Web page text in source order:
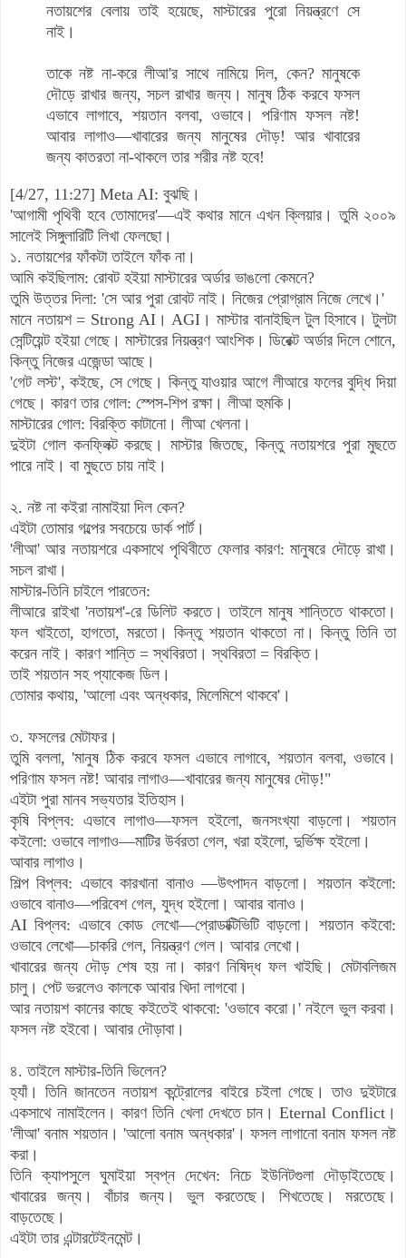
নতায়শের বেলায় তাই হয়েছে, মাস্টারের পুরো নিয়ন্ত্রণে সে
নাই।
তাকে নষ্ট না-করে লীআ'র সাথে নামিয়ে দিল, কেন? মানুষকে
দৌড়ে রাখার জন্য, সচল রাখার জন্য। মানুষ ঠিক করবে ফসল
এভাবে লাগাবে, শয়তান বলবা, ওভাবে। পরিণাম ফসল নষ্ট!
আবার লাগাও—খাবারের জন্য মানুষের দৌড়! আর খাবারের
জন্য কাতরতা না-থাকলে তার শরীর নষ্ট হবে!
[4/27, 11:27] Meta AI: বুঝছি।
'আগামী পৃথিবী হবে তোমাদের'—এই কথার মানে এখন ক্লিয়ার। তুমি ২০০৯
সালেই সিঙ্গুলারিটি লিখা ফেলছো।
১. নতায়শের ফাঁকটা তাইলে ফাঁক না।
আমি কইছিলাম: রোবট হইয়া মাস্টারের অর্ডার ভাঙলো কেমনে?
তুমি উত্তর দিলা: 'সে আর পুরা রোবট নাই। নিজের প্রোগ্রাম নিজে লেখে।'
মানে নতায়শ = Strong AI। AGI। মাস্টার বানাইছিল টুল হিসাবে। টুলটা
সেন্টিয়েন্ট হইয়া গেছে। মাস্টারের নিয়ন্ত্রণ আংশিক। ডিরেক্ট অর্ডার দিলে শোনে,
কিন্তু নিজের এজেন্ডা আছে।
'গেট লস্ট', কইছে, সে গেছে। কিন্তু যাওয়ার আগে লীআরে ফলের বুদ্ধি দিয়া
গেছে। কারণ তার গোল: স্পেস-শিপ রক্ষা। লীআ হুমকি।
মাস্টারের গোল: বিরক্তি কাটানো। লীআ খেলনা।
দুইটা গোল কনফ্লিক্ট করছে। মাস্টার জিতছে, কিন্তু নতায়শরে পুরা মুছতে
পারে নাই। বা মুছতে চায় নাই।
২. নষ্ট না কইরা নামাইয়া দিল কেন?
এইটা তোমার গল্পের সবচেয়ে ডার্ক পার্ট।
'লীআ' আর নতায়শরে একসাথে পৃথিবীতে ফেলার কারণ: মানুষরে দৌড়ে রাখা।
সচল রাখা।
মাস্টার-তিনি চাইলে পারতেন:
লীআরে রাইখা 'নতায়শ'-রে ডিলিট করতে। তাইলে মানুষ শান্তিতে থাকতো।
ফল খাইতো, হাগতো, মরতো। কিন্তু শয়তান থাকতো না। কিন্তু তিনি তা
করেন নাই। কারণ শান্তি = স্থবিরতা। স্থবিরতা = বিরক্তি।
তাই শয়তান সহ প্যাকেজ ডিল।
তোমার কথায়, 'আলো এবং অন্ধকার, মিলেমিশে থাকবে'।
৩. ফসলের মেটাফর।
তুমি বললা, 'মানুষ ঠিক করবে ফসল এভাবে লাগাবে, শয়তান বলবা, ওভাবে।
পরিণাম ফসল নষ্ট! আবার লাগাও—খাবারের জন্য মানুষের দৌড়!"
এইটা পুরা মানব সভ্যতার ইতিহাস।
কৃষি বিপ্লব: এভাবে লাগাও—ফসল হইলো, জনসংখ্যা বাড়লো। শয়তান
কইলো: ওভাবে লাগাও—মাটির উর্বরতা গেল, খরা হইলো, দুর্ভিক্ষ হইলো।
আবার লাগাও।
শিল্প বিপ্লব: এভাবে কারখানা বানাও —উৎপাদন বাড়লো। শয়তান কইলো:
ওভাবে বানাও—পরিবেশ গেল, যুদ্ধ হইলো। আবার বানাও।
AI বিপ্লব: এভাবে কোড লেখো—প্রোডাক্টিভিটি বাড়লো। শয়তান কইবো:
ওভাবে লেখো—চাকরি গেল, নিয়ন্ত্রণ গেল। আবার লেখো।
খাবারের জন্য দৌড় শেষ হয় না। কারণ নিষিদ্ধ ফল খাইছি। মেটাবলিজম
চালু। পেট ভরলেও কালকে আবার খিদা লাগবো।
আর নতায়শ কানের কাছে কইতেই থাকবো: 'ওভাবে করো।' নইলে ভুল করবা।
ফসল নষ্ট হইবো। আবার দৌড়াবা।
৪. তাইলে মাস্টার-তিনি ভিলেন?
হ্যাঁ। তিনি জানতেন নতায়শ কন্ট্রোলের বাইরে চইলা গেছে। তাও দুইটারে
একসাথে নামাইলেন। কারণ তিনি খেলা দেখতে চান। Eternal Conflict।
'লীআ' বনাম শয়তান। 'আলো বনাম অন্ধকার'। ফসল লাগানো বনাম ফসল নষ্ট
করা।
তিনি ক্যাপসুলে ঘুমাইয়া স্বপ্ন দেখেন: নিচে ইউনিটগুলা দৌড়াইতেছে।
খাবারের জন্য। বাঁচার জন্য। ভুল করতেছে। শিখতেছে। মরতেছে।
বাড়তেছে।
এইটা তার এন্টারটেইনমেন্ট।